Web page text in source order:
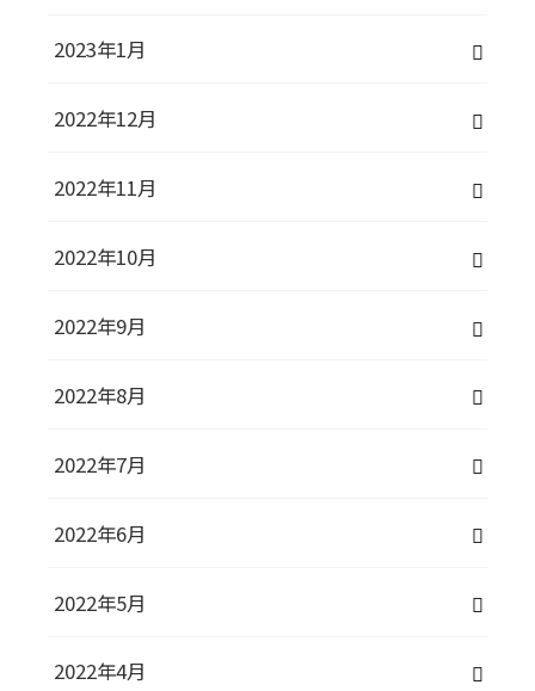
2023年1月
2022年12月
2022年11月
2022年10月
2022年9月
2022年8月
2022年7月
2022年6月
2022年5月
2022年4月